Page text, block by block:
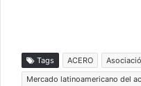
Tags ACERO
Mercado latinoamericano del